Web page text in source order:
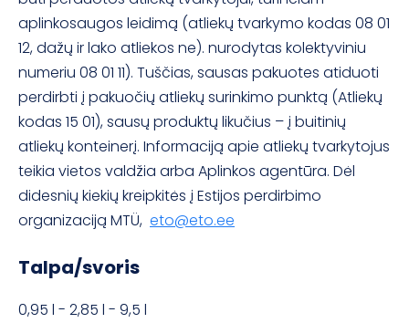
aplinkosaugos leidimą (atliekų tvarkymo kodas 08 01
12, dažų ir lako atliekos ne). nurodytas kolektyviniu
numeriu 08 01 11). Tuščias, sausas pakuotes atiduoti
perdirbti į pakuočių atliekų surinkimo punktą (Atliekų
kodas 15 01), sausų produktų likučius – į buitinių
atliekų konteinerį. Informaciją apie atliekų tvarkytojus
teikia vietos valdžia arba Aplinkos agentūra. Dėl
didesnių kiekių kreipkitės į Estijos perdirbimo
organizaciją MTÜ, eto@eto.ee
Talpa/svoris
0,95 l - 2,85 l - 9,5 l